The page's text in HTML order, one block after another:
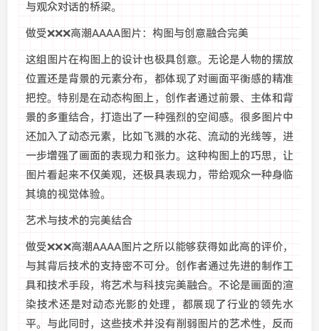
与观众对话的桥梁。
做受❌❌❌高潮AAAA图片：构图与创意融合完美
这组图片在构图上的设计也极具创意。无论是人物的摆放
位置还是背景的元素分布，都体现了对画面平衡感的精准
把控。特别是在动态构图上，创作者通过前景、主体和背
景的多重结合，打造出了一种强烈的空间感。很多图片中
还加入了动态元素，比如飞溅的水花、流动的光线等，进
一步增强了画面的表现力和张力。这种构图上的巧思，让
图片看起来不仅美观，还极具表现力，带给观众一种身临
其境的视觉体验。
艺术与技术的完美结合
做受❌❌❌高潮AAAA图片之所以能够获得如此高的评价，
与其背后技术的支持密不可分。创作者通过先进的制作工
具和技术手段，将艺术与科技完美融合。不论是画面的渲
染技术还是对动态光影的处理，都展现了行业的领先水
平。与此同时，这些技术并没有削弱图片的艺术性，反而